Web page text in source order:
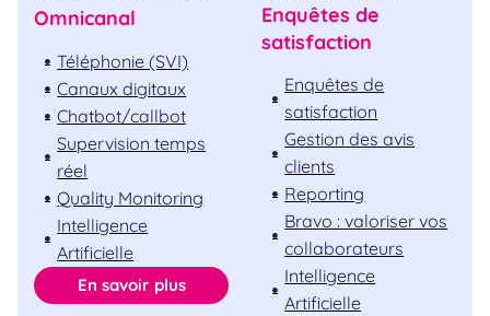
Omnicanal
Téléphonie (SVI)
Canaux digitaux
Chatbot/callbot
Supervision temps
réel
Quality Monitoring
Intelligence
Artificielle
En savoir plus
Enquêtes de
satisfaction
Enquêtes de
satisfaction
Gestion des avis
clients
Reporting
Bravo : valoriser vos
collaborateurs
Intelligence
Artificielle